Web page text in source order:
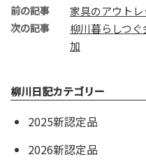
前の記事 家具のアウトレ
次の記事
柳川暮らしつ
加
柳川日記カテゴリー
2025新認定品
2026新認定品